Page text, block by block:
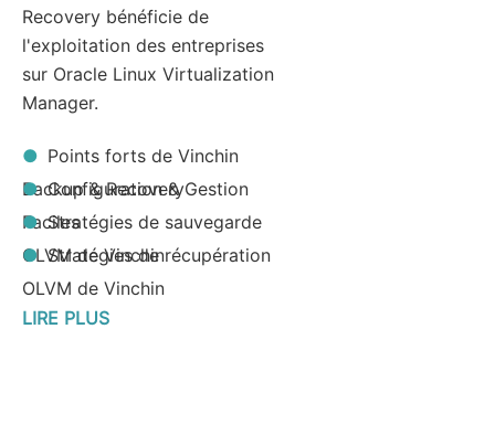
Recovery bénéficie de
l'exploitation des entreprises
sur Oracle Linux Virtualization
Manager.
Points forts de Vinchin
Backup & Recovery
Configuration & Gestion
Faciles
Stratégies de sauvegarde
OLVM de Vinchin
Stratégies de récupération
OLVM de Vinchin
LIRE PLUS